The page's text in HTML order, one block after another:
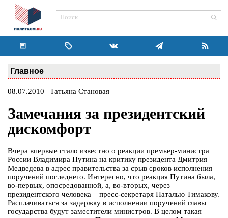
Главное
08.07.2010 | Татьяна Становая
Замечания за президентский
дискомфорт
Вчера впервые стало известно о реакции премьер-министра
России Владимира Путина на критику президента Дмитрия
Медведева в адрес правительства за срыв сроков исполнения
поручений последнего. Интересно, что реакция Путина была,
во-первых, опосредованной, а, во-вторых, через
президентского человека – пресс-секретаря Наталью Тимакову.
Расплачиваться за задержку в исполнении поручений главы
государства будут заместители министров. В целом такая